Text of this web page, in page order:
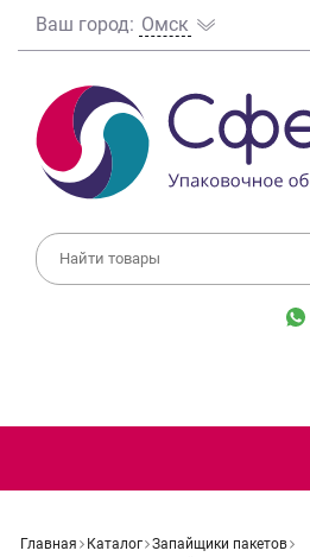
Ваш город: Омск
Главная Каталог Запайщики пакетов